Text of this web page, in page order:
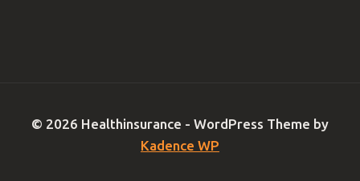
© 2026 Healthinsurance - WordPress Theme by
Kadence WP